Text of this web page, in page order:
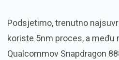
Podsjetimo, trenutno
koriste 5nm proces, a
Qualcommov Snapdragon